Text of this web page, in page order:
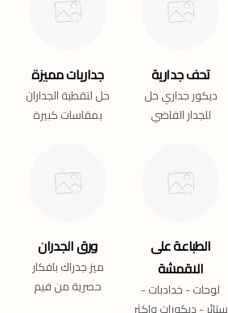
جداريات مميزة
حل لتقطية الجداران
بمقاسات كبيرة
تحف جدارية
ديكور جداري حل
للجدار الفاضي
ورق الجدران
ميز جدراك بافكار
حصرية من فيم
الطباعة على
الاقمشة
لوحات - خدادبات -